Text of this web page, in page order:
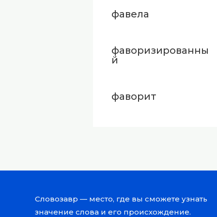
фавела
фаворизированны
й
фаворит
Словозавр — место, где вы сможете узнать
значение слова и его происхождение.